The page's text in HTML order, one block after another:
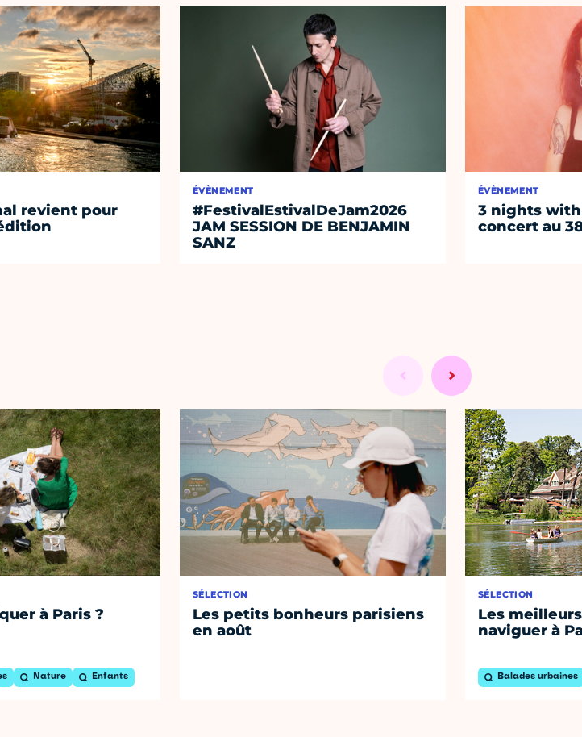
revient pour
ÉVÈNEMENT
#FestivalEstivalDeJam2026
JAM SESSION DE BENJAMIN
SANZ
ÉVÈNEMENT
3 nights with
concert au
à Paris ?
Nature Enfants
SÉLECTION
Les petits bonheurs parisiens
en août
SÉLECTION
Les
naviguer à
Balades urbaines